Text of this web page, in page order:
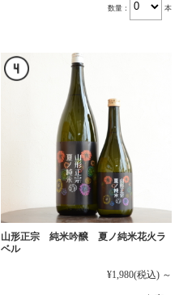
数量： 本
山形正宗 純米吟醸 夏ノ純米花火ラ
ベル
¥1,980(税込) ～